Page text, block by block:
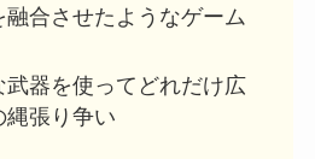
合させたようなゲーム
武器を使ってどれだけ広
縄張り争い